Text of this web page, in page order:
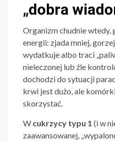
„dobra
Organizm chudnie wtedy,
energii: zjada mniej,
wydatkuje albo traci
nieleczonej lub źle
dochodzi do sytuacji
krwi jest dużo, ale
skorzystać.
W cukrzycy typu 1 (i w
zaawansowanej,